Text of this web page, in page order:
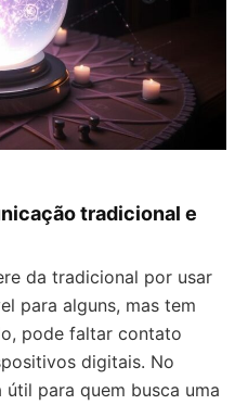
tradicional e
da tradicional por usar
para alguns, mas tem
pode faltar contato
digitais. No
para quem busca uma